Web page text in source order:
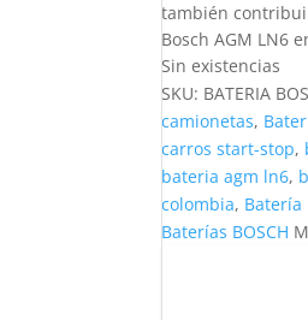
también
Bosch AGM LN6
Sin existencias
SKU: BATERIA
camionetas,
carros start-stop,
bateria agm ln6,
colombia, Batería
Baterías BOSCH